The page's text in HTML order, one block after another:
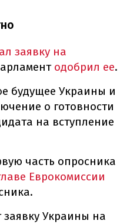
заявку на
одобрил ее.
будущее Украины и
о готовности
на вступление
часть опросника
Еврокомиссии
Украины на